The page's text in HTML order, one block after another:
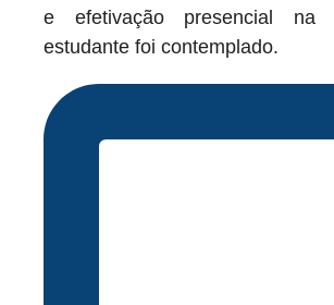
e efetivação presencial
estudante foi contemplado.